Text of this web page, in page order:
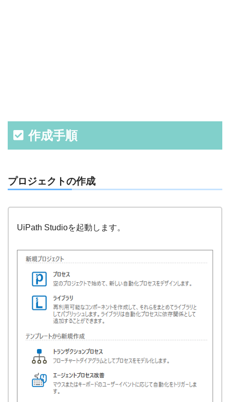
作成手順
プロジェクトの作成
UiPath Studioを起動します。